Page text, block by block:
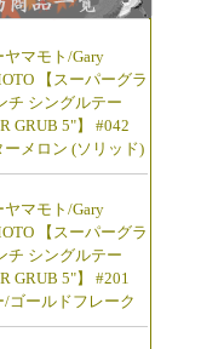
ヤマモト/Gary
【スーパーグラ
チ シングルテー
GRUB 5"】 #042
ーメロン (ソリッド)
ヤマモト/Gary
【スーパーグラ
チ シングルテー
GRUB 5"】 #201
/ゴールドフレーク